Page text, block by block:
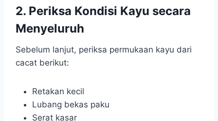
2. Periksa Kondisi Kayu secara
Menyeluruh
Sebelum lanjut, periksa permukaan kayu dari
cacat berikut:
Retakan kecil
Lubang bekas paku
Serat kasar